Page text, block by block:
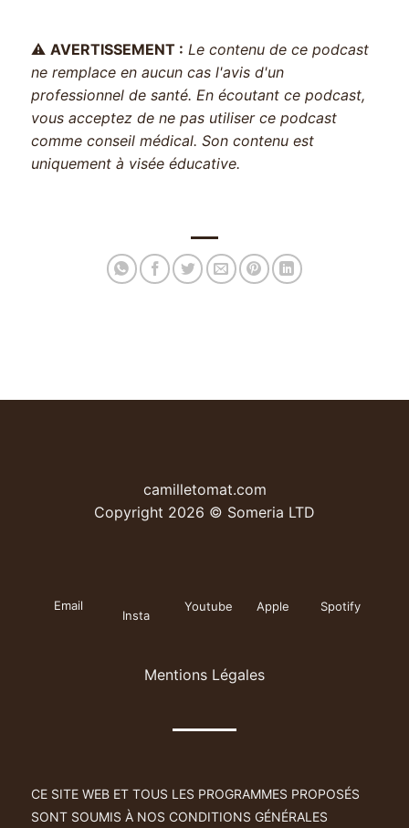
⚠️ AVERTISSEMENT : Le contenu de ce podcast
ne remplace en aucun cas l'avis d'un
professionnel de santé. En écoutant ce podcast,
vous acceptez de ne pas utiliser ce podcast
comme conseil médical. Son contenu est
uniquement à visée éducative.
camilletomat.com
Copyright 2026 © Someria LTD
Email
Insta
Youtube Apple Spotify
Mentions Légales
CE SITE WEB ET TOUS LES PROGRAMMES PROPOSÉS
SONT SOUMIS À NOS CONDITIONS GÉNÉRALES